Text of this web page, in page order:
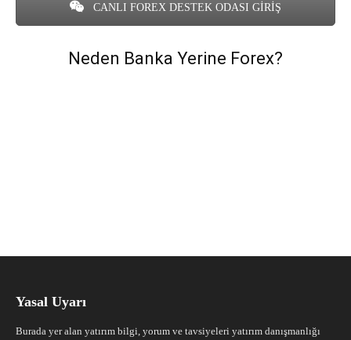
CANLI FOREX DESTEK ODASI GİRİŞ
Neden Banka Yerine Forex?
Yasal Uyarı
Burada yer alan yatırım bilgi, yorum ve tavsiyeleri yatırım danışmanlığı